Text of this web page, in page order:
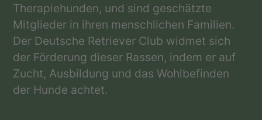
Therapiehunden, und sind geschätzte
Mitglieder in ihren menschlichen Familien.
Der Deutsche Retriever Club widmet sich
der Förderung dieser Rassen, indem er auf
Zucht, Ausbildung und das Wohlbefinden
der Hunde achtet.